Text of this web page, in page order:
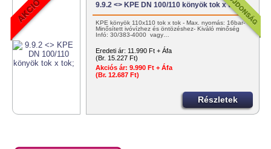
9.9.2 <> KPE DN 100/110 könyök tok x tok;
KPE könyök 110x110 tok x tok - Max. nyomás: 16bar-
Minősített ivóvízhez és öntözéshez- Kiváló minőség
Infó: 30/383-4000 vagy…
Eredeti ár: 11.990 Ft + Áfa
(Br. 15.227 Ft)
Akciós ár: 9.990 Ft + Áfa
(Br. 12.687 Ft)
Részletek